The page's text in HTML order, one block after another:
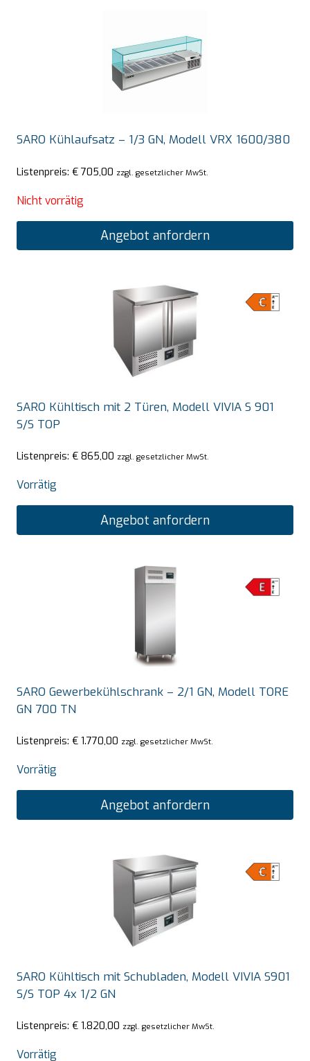
SARO Kühlaufsatz – 1/3 GN, Modell VRX 1600/380
Listenpreis: € 705,00 zzgl. gesetzlicher MwSt.
Nicht vorrätig
Angebot anfordern
SARO Kühltisch mit 2 Türen, Modell VIVIA S 901
S/S TOP
Listenpreis: € 865,00 zzgl. gesetzlicher MwSt.
Vorrätig
Angebot anfordern
SARO Gewerbekühlschrank – 2/1 GN, Modell TORE
GN 700 TN
Listenpreis: € 1.770,00 zzgl. gesetzlicher MwSt.
Vorrätig
Angebot anfordern
SARO Kühltisch mit Schubladen, Modell VIVIA S901
S/S TOP 4x 1/2 GN
Listenpreis: € 1.820,00 zzgl. gesetzlicher MwSt.
Vorrätig